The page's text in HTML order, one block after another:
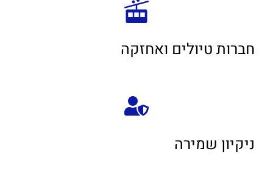
חברות טיולים ואחזקה
ניקיון שמירה